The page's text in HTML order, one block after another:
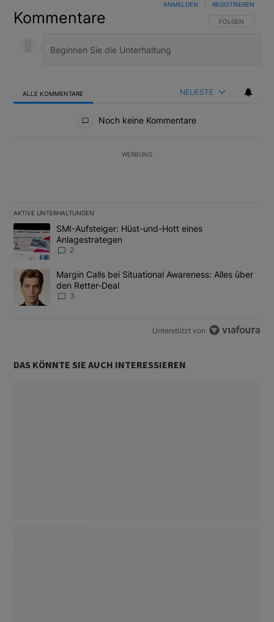
Kommentare FOLGE DIESER
FOLGEN
ANMELDEN REGISTRIEREN
ALLE KOMMENTARE NEUESTE
Noch keine Kommentare
WERBUNG
AKTIVE UNTERHALTUNGEN
Das Folgende ist eine Liste der am meisten kommentierten
Ein Trendartikel mit dem Titel "SMI-Aufsteiger: Hüst-und-Hott
SMI-Aufsteiger: Hüst-und-Hott eines
Anlagestrategen
2
Ein Trendartikel mit dem Titel "Margin Calls bei Situational
Margin Calls bei Situational Awareness: Alles über
den Retter-Deal
3
Unterstützt von
DAS KÖNNTE SIE AUCH INTERESSIEREN